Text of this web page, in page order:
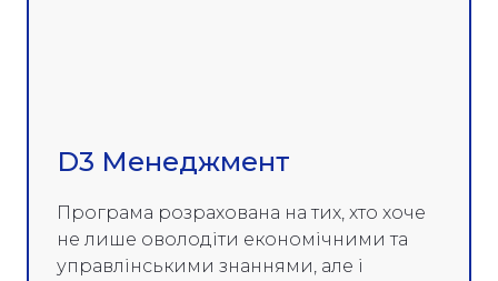
D3 Менеджмент
Програма розрахована на тих, хто хоче
не лише оволодіти економічними та
управлінськими знаннями, але і